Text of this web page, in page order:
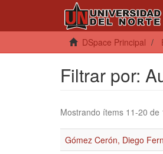
DSpace Principal
Filtrar por:
Mostrando ítems 11-20 de
Gómez Cerón, Diego